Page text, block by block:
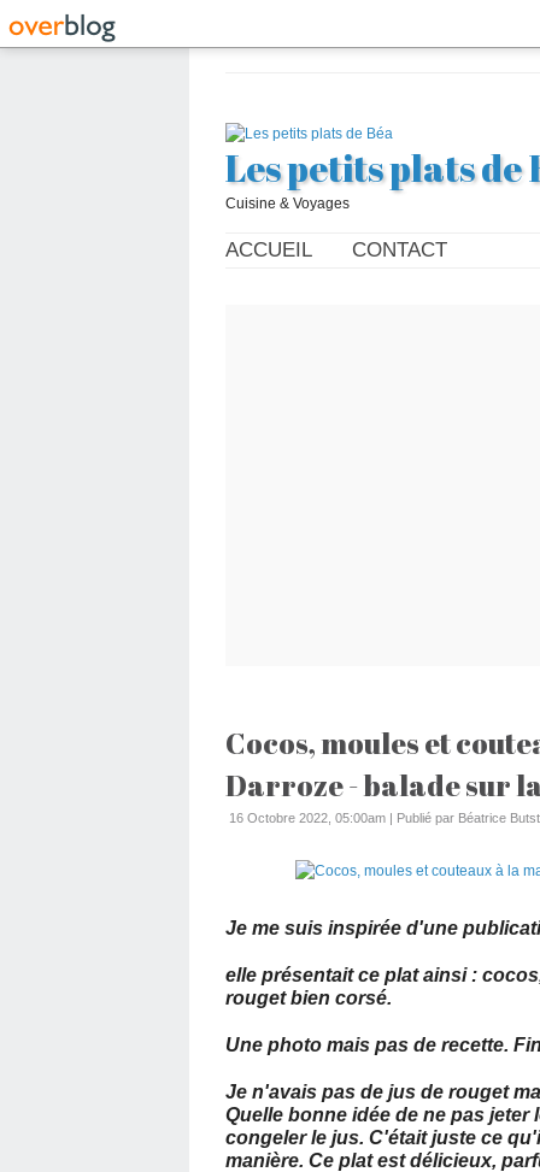
Les petits plats de
Cuisine & Voyages
ACCUEIL CONTACT
Cocos, moules et
Darroze - balade sur
16 Octobre 2022, 05:00am | Publié par Béatrice
Je me suis inspirée d'une
elle présentait ce plat ainsi :
rouget bien corsé.
Une photo mais pas de recette.
Je n'avais pas de jus de rouget
Quelle bonne idée de ne pas
congeler le jus. C'était juste ce
manière. Ce plat est délicieux,